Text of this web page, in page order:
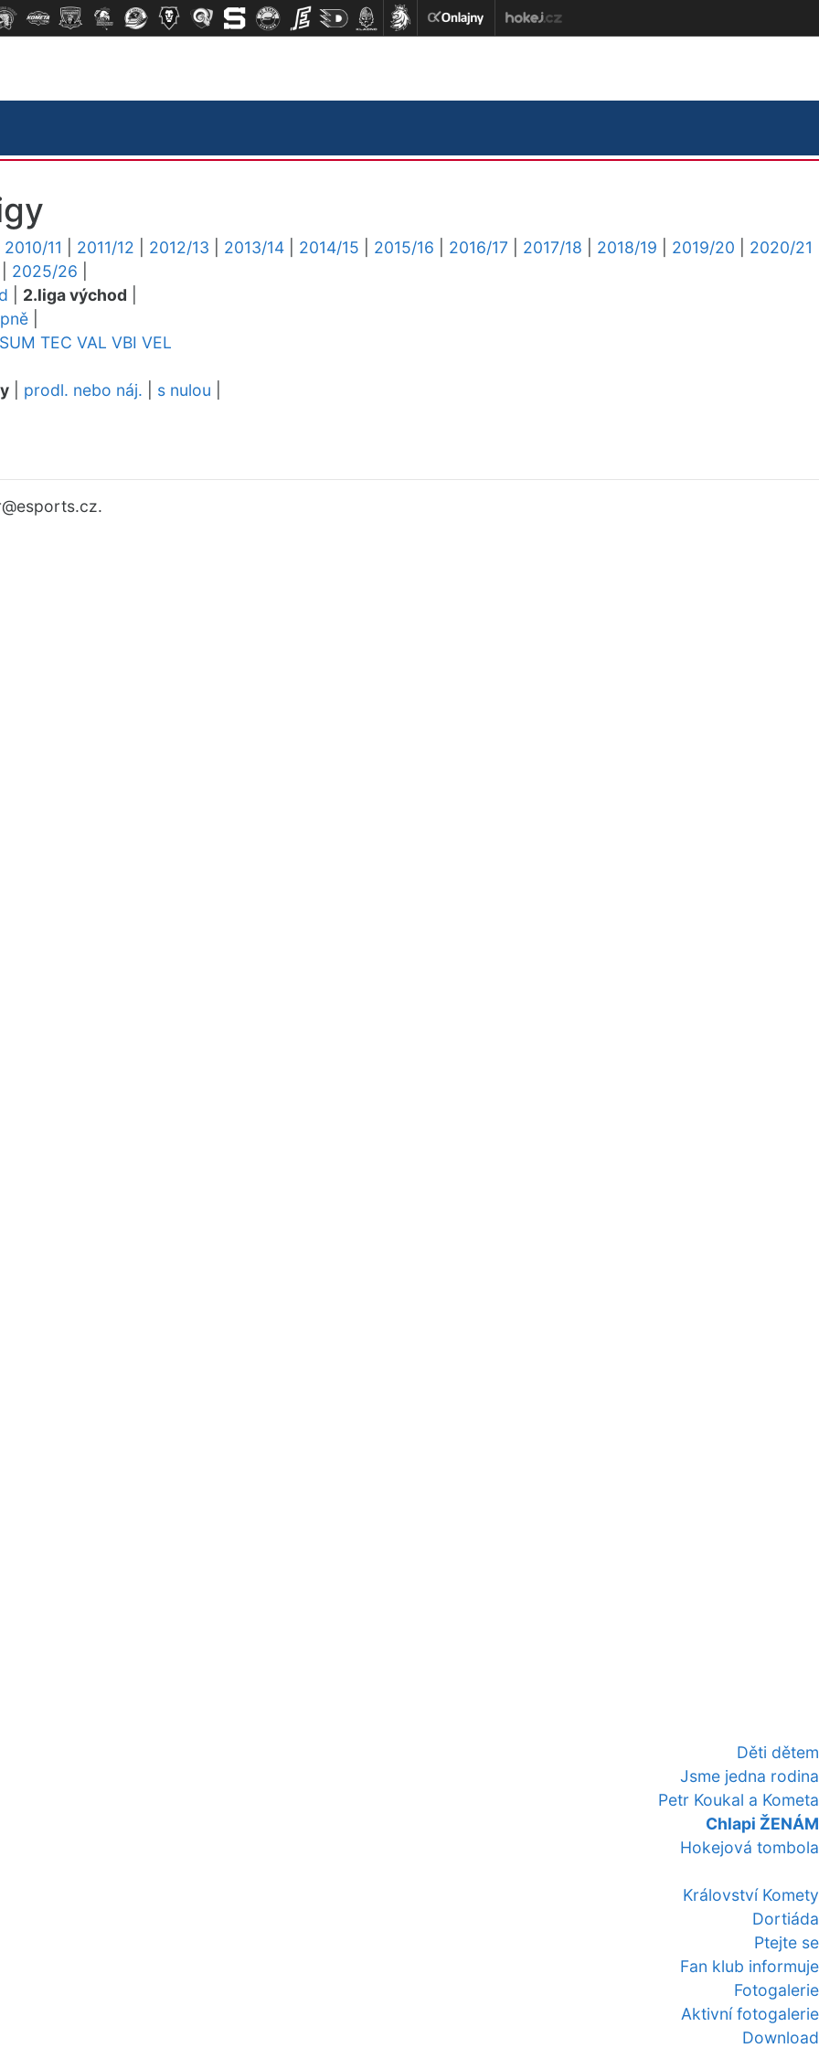
Děti dětem
Jsme jedna rodina
Petr Koukal a Kometa
Chlapi ŽENÁM
Hokejová tombola
Království Komety
Dortiáda
Ptejte se
Fan klub informuje
Fotogalerie
Aktivní fotogalerie
Download
2010/11 2011/12 2012/13 2013/14 2014/15 2015/16 2016/17 2017/18 2018/19 2019/20
2020/21
2025/26
2.liga východ
SUM TEC VAL VBI VEL
prodl. nebo náj. s nulou
@esports.cz.